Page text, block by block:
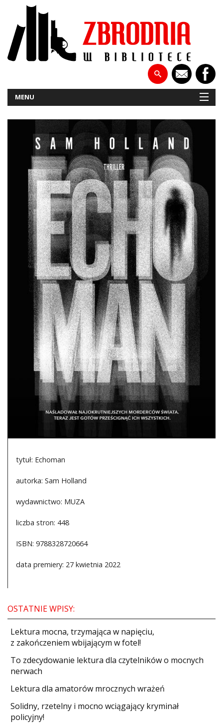
MENU
NOWOŚCI
PATRONATY
WYWIADY
RECENZJE
DO CZYTANIA
NA EKRANIE
KONTAKT
tytuł: Echoman
autorka: Sam Holland
wydawnictwo: MUZA
liczba stron: 448
ISBN: 9788328720664
data premiery: 27 kwietnia 2022
OSTATNIE WPISY:
​Lektura mocna, trzymająca w napięciu,
z zakończeniem wbijającym w fotel!
​To zdecydowanie lektura dla czytelników o mocnych
nerwach
Lektura dla amatorów mrocznych wrażeń
Solidny, rzetelny i mocno wciągający kryminał
policyjny!